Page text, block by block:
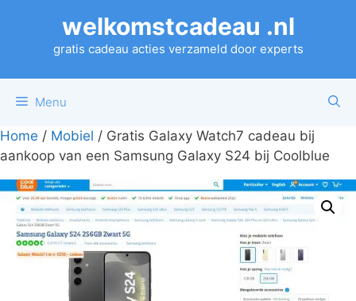
welkomstcadeau .nl
gratis cadeau acties verzameld door experts
Menu
Home / Mobiel / Gratis Galaxy Watch7 cadeau bij
aankoop van een Samsung Galaxy S24 bij Coolblue